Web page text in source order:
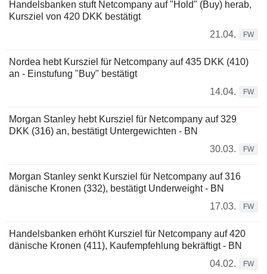
Handelsbanken stuft Netcompany auf "Hold" (Buy) herab,
Kursziel von 420 DKK bestätigt
21.04.
FW
Nordea hebt Kursziel für Netcompany auf 435 DKK (410)
an - Einstufung "Buy" bestätigt
14.04.
FW
Morgan Stanley hebt Kursziel für Netcompany auf 329
DKK (316) an, bestätigt Untergewichten - BN
30.03.
FW
Morgan Stanley senkt Kursziel für Netcompany auf 316
dänische Kronen (332), bestätigt Underweight - BN
17.03.
FW
Handelsbanken erhöht Kursziel für Netcompany auf 420
dänische Kronen (411), Kaufempfehlung bekräftigt - BN
04.02.
FW